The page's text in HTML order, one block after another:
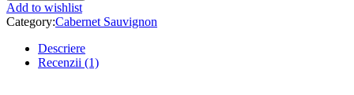
Add to wishlist
Category:Cabernet Sauvignon
Descriere
Recenzii (1)